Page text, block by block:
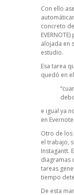
Con ello
concreto
alojada en
estudio.
Esa tarea
quedó en
e igual ya
en
Otro de los
el trabajo,
Instagantt.
diagramas
tareas
tiempo
De esta